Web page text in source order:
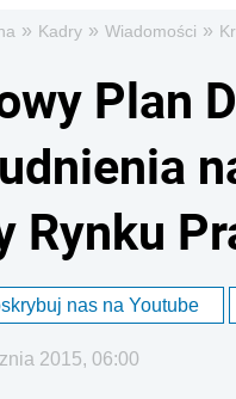
» Kadry » Wiadomości »
Plan
Rynku
nas na Youtube
2015, 06:00